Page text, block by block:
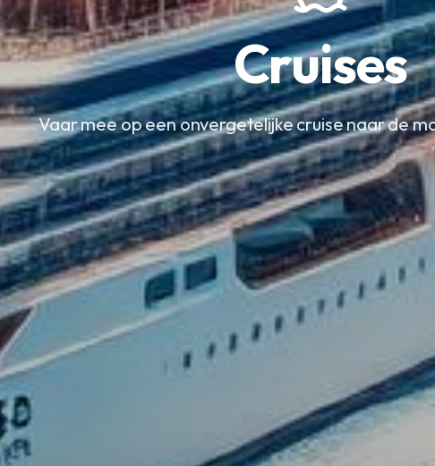
Cruises
Vaar mee op een onvergetelijke cruise naar de